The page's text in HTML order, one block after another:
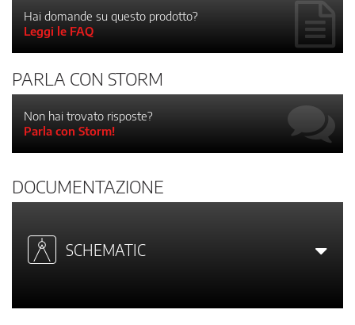
Hai domande su questo prodotto?
Leggi le FAQ
PARLA CON STORM
Non hai trovato risposte?
Parla con Storm!
DOCUMENTAZIONE
SCHEMATIC